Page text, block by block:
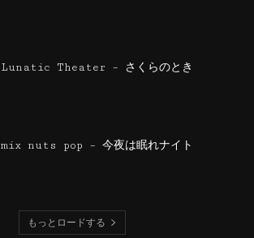
Lunatic Theater – さくらのとき
mix nuts pop – 今夜は眠れナイト
もっとロードする